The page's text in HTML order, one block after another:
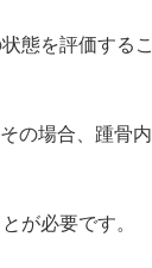
態を評価する
の場合、踵骨
が必要です。